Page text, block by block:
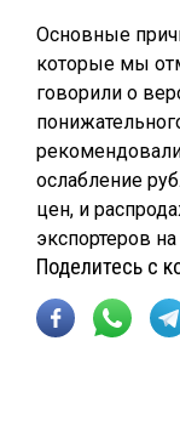
Основные
которые мы
говорили о
ослабление
цен, и
экспортеров
Поделитесь с